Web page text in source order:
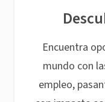
Encuentra
mundo con
empleo,